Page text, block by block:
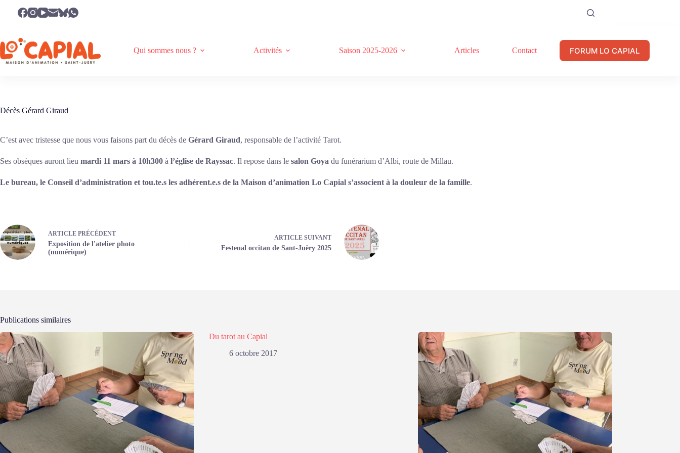
Qui sommes nous ? Activités Saison 2025-2026 Articles Contact FORUM LO CAPIAL
Décès Gérard Giraud
C’est avec tristesse que nous vous faisons part du décès de Gérard Giraud, responsable de l’activité Tarot.
Ses obsèques auront lieu mardi 11 mars à 10h300 à l’église de Rayssac. Il repose dans le salon Goya du funérarium d’Albi, route de Millau.
Le bureau, le Conseil d’administration et tou.te.s les adhérent.e.s de la Maison d’animation Lo Capial s’associent à la douleur de la famille.
ARTICLE PRÉCÉDENT
Exposition de l'atelier photo
(numérique)
ARTICLE SUIVANT
Festenal occitan de Sant-Juèry 2025
Publications similaires
Du tarot au Capial
6 octobre 2017